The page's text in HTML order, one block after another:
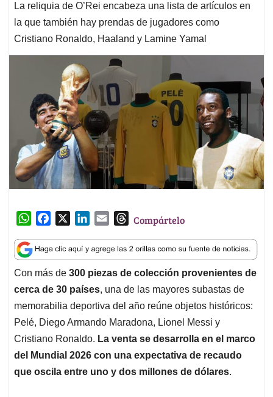
La reliquia de O’Rei encabeza una lista de artículos en
la que también hay prendas de jugadores como
Cristiano Ronaldo, Haaland y Lamine Yamal
W
a
t
s
A
p
p
c
e
b
o
o
k
n
k
e
d
I
n
a
i
l
T
r
e
a
d
s
Compártelo
Con más de 300 piezas de colección provenientes de
cerca de 30 países, una de las mayores subastas de
memorabilia deportiva del año reúne objetos históricos:
Pelé, Diego Armando Maradona, Lionel Messi y
Cristiano Ronaldo. La venta se desarrolla en el marco
del Mundial 2026 con una expectativa de recaudo
que oscila entre uno y dos millones de dólares.